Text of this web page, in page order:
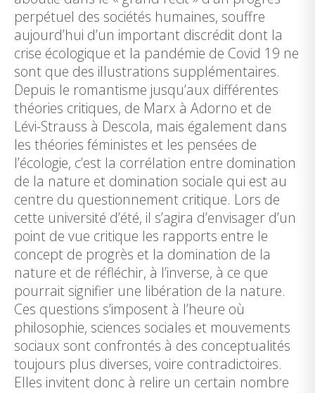
perpétuel des sociétés humaines, souffre
aujourd’hui d’un important discrédit dont la
crise écologique et la pandémie de Covid 19 ne
sont que des illustrations supplémentaires.
Depuis le romantisme jusqu’aux différentes
théories critiques, de Marx à Adorno et de
Lévi-Strauss à Descola, mais également dans
les théories féministes et les pensées de
l’écologie, c’est la corrélation entre domination
de la nature et domination sociale qui est au
centre du questionnement critique. Lors de
cette université d’été, il s’agira d’envisager d’un
point de vue critique les rapports entre le
concept de progrès et la domination de la
nature et de réfléchir, à l’inverse, à ce que
pourrait signifier une libération de la nature.
Ces questions s’imposent à l’heure où
philosophie, sciences sociales et mouvements
sociaux sont confrontés à des conceptualités
toujours plus diverses, voire contradictoires.
Elles invitent donc à relire un certain nombre